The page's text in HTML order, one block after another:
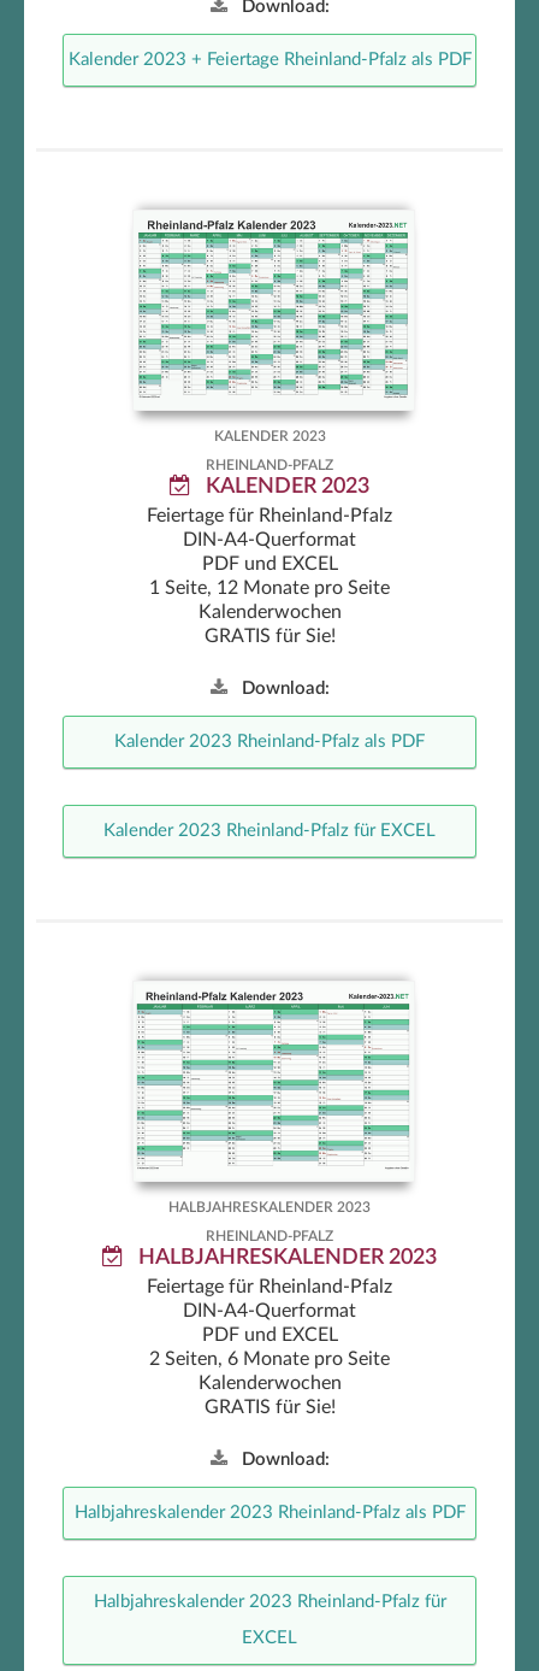
Download:
Kalender 2023 + Feiertage Rheinland-Pfalz als PDF
Rheinland-Pfalz Kalender 2023
KALENDER 2023
RHEINLAND-PFALZ
KALENDER 2023
Feiertage für Rheinland-Pfalz
DIN-A4-Querformat
PDF und EXCEL
1 Seite, 12 Monate pro Seite
Kalenderwochen
GRATIS für Sie!
Download:
Kalender 2023 Rheinland-Pfalz als PDF
Kalender 2023 Rheinland-Pfalz für EXCEL
Rheinland-Pfalz
Halbjahreskalender 2023
HALBJAHRESKALENDER 2023
RHEINLAND-PFALZ
HALBJAHRESKALENDER 2023
Feiertage für Rheinland-Pfalz
DIN-A4-Querformat
PDF und EXCEL
2 Seiten, 6 Monate pro Seite
Kalenderwochen
GRATIS für Sie!
Download:
Halbjahreskalender 2023 Rheinland-Pfalz als PDF
Halbjahreskalender 2023 Rheinland-Pfalz für
EXCEL